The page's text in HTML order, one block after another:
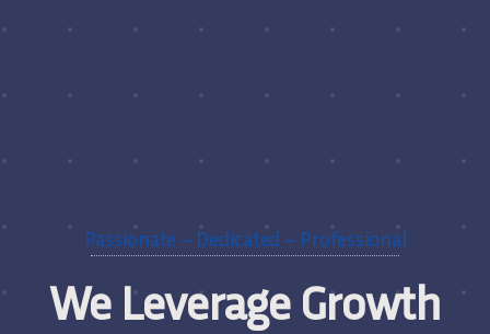
Passionate – Dedicated – Professional
We Leverage Growth